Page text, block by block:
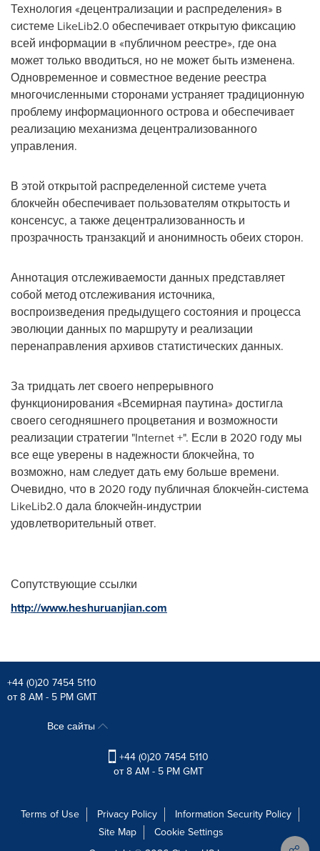
Технология «децентрализации и распределения» в
системе LikeLib2.0 обеспечивает открытую фиксацию
всей информации в «публичном реестре», где она
может только вводиться, но не может быть изменена.
Одновременное и совместное ведение реестра
многочисленными сторонами устраняет традиционную
проблему информационного острова и обеспечивает
реализацию механизма децентрализованного
управления.
В этой открытой распределенной системе учета
блокчейн обеспечивает пользователям открытость и
консенсус, а также децентрализованность и
прозрачность транзакций и анонимность обеих сторон.
Аннотация отслеживаемости данных представляет
собой метод отслеживания источника,
воспроизведения предыдущего состояния и процесса
эволюции данных по маршруту и реализации
перенаправления архивов статистических данных.
За тридцать лет своего непрерывного
функционирования «Всемирная паутина» достигла
своего сегодняшнего процветания и возможности
реализации стратегии "Internet +". Если в 2020 году мы
все еще уверены в надежности блокчейна, то
возможно, нам следует дать ему больше времени.
Очевидно, что в 2020 году публичная блокчейн-система
LikeLib2.0 дала блокчейн-индустрии
удовлетворительный ответ.
Сопутствующие ссылки
http://www.heshuruanjian.com
+44 (0)20 7454 5110
от 8 AM - 5 PM GMT
Все сайты
+44 (0)20 7454 5110
от 8 AM - 5 PM GMT
Terms of Use Privacy Policy
Information Security Policy
Site Map
Cookie Settings